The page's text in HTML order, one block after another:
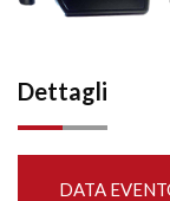
Dettagli
DATA